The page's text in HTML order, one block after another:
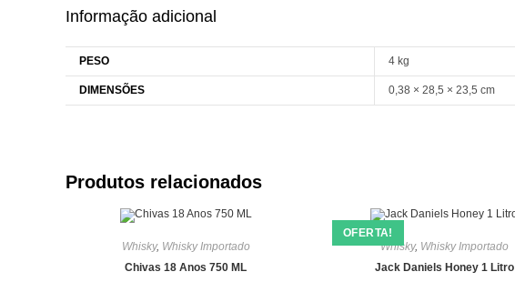
Informação adicional
PESO 4 kg
DIMENSÕES 0,38 × 28,5 × 23,5 cm
Produtos relacionados
Whisky, Whisky Importado
Chivas 18 Anos 750 ML
OFERTA!
Whisky, Whisky Importado
Jack Daniels Honey 1 Litro